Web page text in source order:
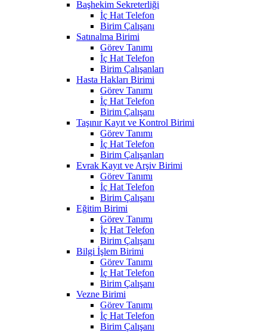
Başhekim Sekreterliği
İç Hat Telefon
Birim Çalışanı
Satınalma Birimi
Görev Tanımı
İç Hat Telefon
Birim Çalışanları
Hasta Hakları Birimi
Görev Tanımı
İç Hat Telefon
Birim Çalışanı
Taşınır Kayıt ve Kontrol Birimi
Görev Tanımı
İç Hat Telefon
Birim Çalışanları
Evrak Kayıt ve Arşiv Birimi
Görev Tanımı
İç Hat Telefon
Birim Çalışanı
Eğitim Birimi
Görev Tanımı
İç Hat Telefon
Birim Çalışanı
Bilgi İşlem Birimi
Görev Tanımı
İç Hat Telefon
Birim Çalışanı
Vezne Birimi
Görev Tanımı
İç Hat Telefon
Birim Çalışanı